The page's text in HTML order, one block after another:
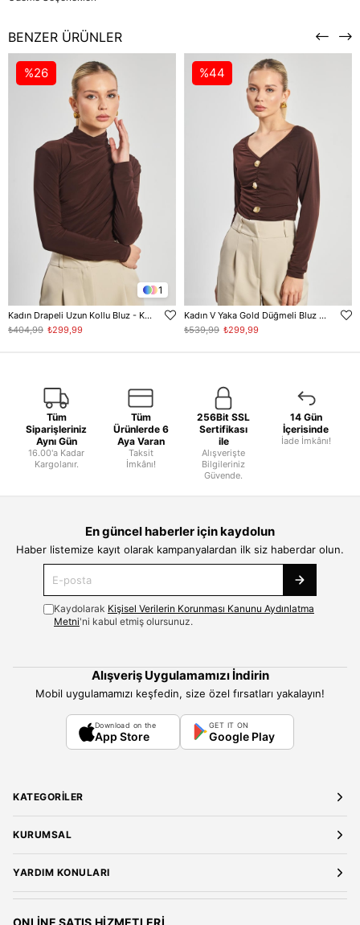
BENZER ÜRÜNLER
1
Kadın Drapeli Uzun Kollu Bluz - Kahve
₺299,99
₺404,99
%26
Kadın V Yaka Gold Düğmeli Bluz - Kahve
₺299,99
₺539,99
%44
Tüm
Siparişleriniz
Aynı Gün
16.00'a Kadar
Kargolanır.
Tüm
Ürünlerde 6
Aya Varan
Taksit
İmkânı!
256Bit SSL
Sertifikası
ile
Alışverişte
Bilgileriniz
Güvende.
14 Gün
İçerisinde
İade İmkânı!
En güncel haberler için kaydolun
Haber listemize kayıt olarak kampanyalardan ilk siz haberdar olun.
Kaydolarak Kişisel Verilerin Korunması Kanunu Aydınlatma
Metni'ni kabul etmiş olursunuz.
Alışveriş Uygulamamızı İndirin
Mobil uygulamamızı keşfedin, size özel fırsatları yakalayın!
Download on the
App Store
GET IT ON
Google Play
KATEGORILER
Bluz
Gömlek
T-Shirt
KURUMSAL
Mağazalarımız
Gizlilik ve Güvenlik
YARDIM KONULARI
Üyelik Sözleşmesi
Kargo ve Teslimat
ONLINE SATIŞ HIZMETLERI